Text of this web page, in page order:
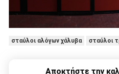
σταύλοι αλόγων χάλυβα σταύλοι
Αποκτήστε την